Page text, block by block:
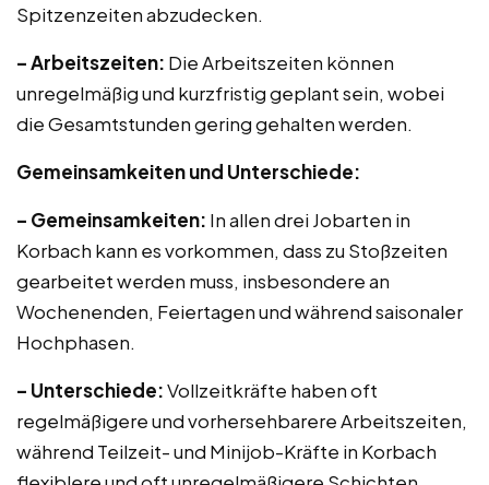
Spitzenzeiten abzudecken.
– Arbeitszeiten: Die Arbeitszeiten können
unregelmäßig und kurzfristig geplant sein, wobei
die Gesamtstunden gering gehalten werden.
Gemeinsamkeiten und Unterschiede:
– Gemeinsamkeiten: In allen drei Jobarten in
Korbach kann es vorkommen, dass zu Stoßzeiten
gearbeitet werden muss, insbesondere an
Wochenenden, Feiertagen und während saisonaler
Hochphasen.
– Unterschiede:Vollzeitkräfte haben oft
regelmäßigere und vorhersehbarere Arbeitszeiten,
während Teilzeit- und Minijob-Kräfte in Korbach